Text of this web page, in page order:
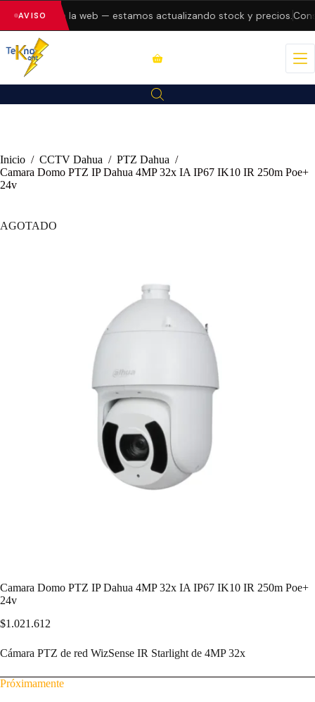
AVISO
errores en la web — estamos actualizando stock y precios.
Inicio / CCTV Dahua / PTZ Dahua /
Camara Domo PTZ IP Dahua 4MP 32x IA IP67 IK10 IR 250m Poe+
24v
AGOTADO
Camara Domo PTZ IP Dahua 4MP 32x IA IP67 IK10 IR 250m Poe+
24v
$1.021.612
Cámara PTZ de red WizSense IR Starlight de 4MP 32x
Próximamente